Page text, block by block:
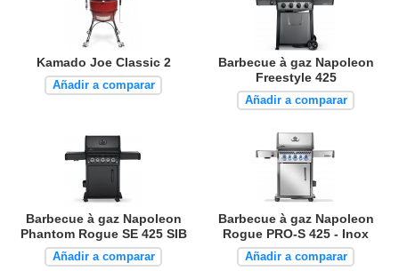
Kamado Joe Classic 2
Añadir a comparar
Barbecue à gaz Napoleon
Freestyle 425
Añadir a comparar
Barbecue à gaz Napoleon
Phantom Rogue SE 425 SIB
Añadir a comparar
Barbecue à gaz Napoleon
Rogue PRO-S 425 - Inox
Añadir a comparar